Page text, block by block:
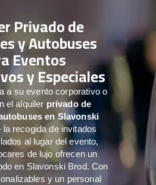
Privado de
y Autobuses
Eventos
y Especiales
a su evento corporativo o
el alquiler privado de
en Slavonski
la recogida de invitados
al lugar del evento,
de lujo ofrecen un
en Slavonski Brod. Con
y un personal